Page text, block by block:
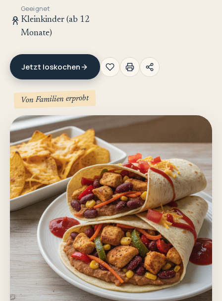
Geeignet
Kleinkinder (ab 12
Monate)
Jetzt loskochen
Von Familien erprobt